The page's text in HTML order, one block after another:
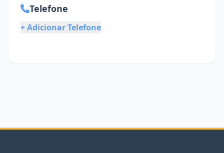
Telefone
+ Adicionar Telefone